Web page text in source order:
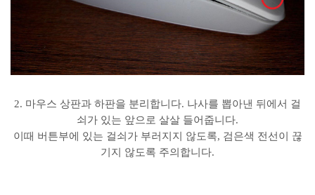
2. 마우스 상판과 하판을 분리합니다. 나사를 뽑아낸 뒤에서 걸
쇠가 있는 앞으로 살살 들어줍니다.
이때 버튼부에 있는 걸쇠가 부러지지 않도록, 검은색 전선이 끊
기지 않도록 주의합니다.